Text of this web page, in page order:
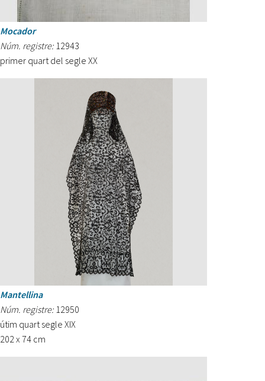
Mocador
Núm. registre: 12943
primer quart del segle XX
Mantellina
Núm. registre: 12950
útim quart segle XIX
202 x 74 cm